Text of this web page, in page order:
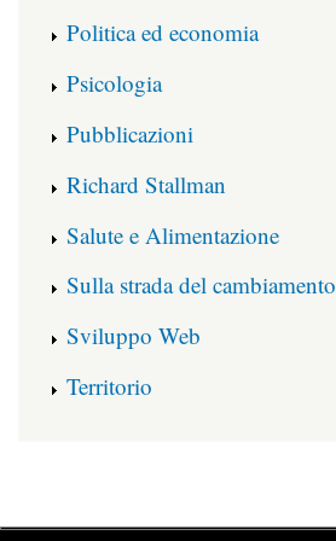
Politica ed economia
Psicologia
Pubblicazioni
Richard Stallman
Salute e Alimentazione
Sulla strada del cambiamento
Sviluppo Web
Territorio